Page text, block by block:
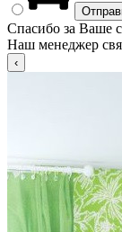
Спасибо за Ваше
Наш менеджер